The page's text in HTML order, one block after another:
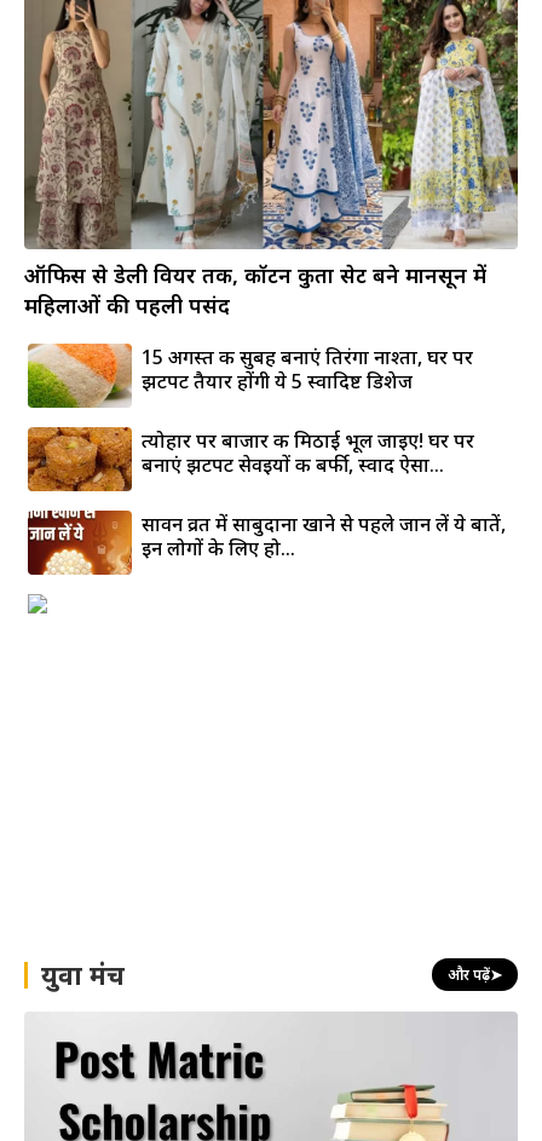
ऑफिस से डेली वियर तक, कॉटन कुर्ता सेट बने मानसून में
महिलाओं की पहली पसंद
15 अगस्त की सुबह बनाएं तिरंगा नाश्ता, घर पर
झटपट तैयार होंगी ये 5 स्वादिष्ट डिशेज
त्योहार पर बाजार की मिठाई भूल जाइए! घर पर
बनाएं झटपट सेवइयों की बर्फी, स्वाद ऐसा...
सावन व्रत में साबुदाना खाने से पहले जान लें ये बातें,
इन लोगों के लिए हो...
युवा मंच और पढ़ें➤